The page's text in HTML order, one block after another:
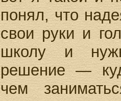
понял, что
свои руки и
школу и
решение —
чем